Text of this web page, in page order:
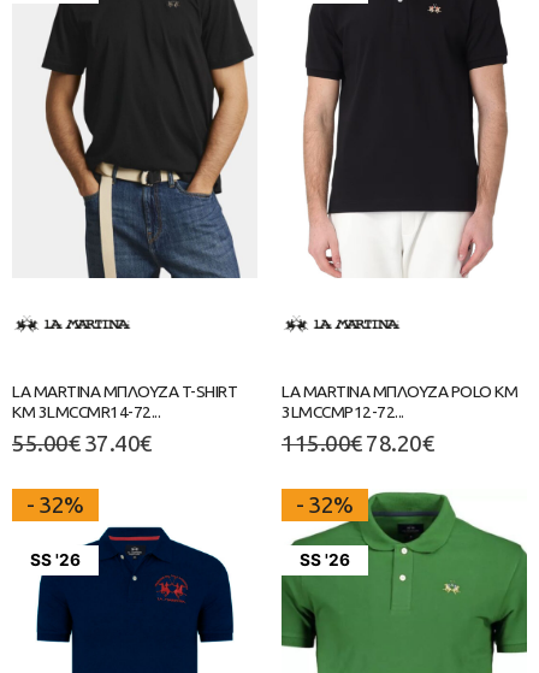
LA MARTINA ΜΠΛΟΥΖΑ T-SHIRT
ΚΜ 3LMCCMR14-72...
55.00€ 37.40€
LA MARTINA ΜΠΛΟΥΖΑ POLO ΚΜ
3LMCCMP12-72...
115.00€ 78.20€
SS '26
- 32%
SS '26
- 32%